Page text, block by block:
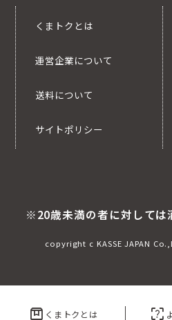
box くまトクとは indeterminate_question_box
くまトクとは
運営企業について
送料について
サイトポリシー
※20歳未満の者に対しては
copyright c KASSE JAPAN